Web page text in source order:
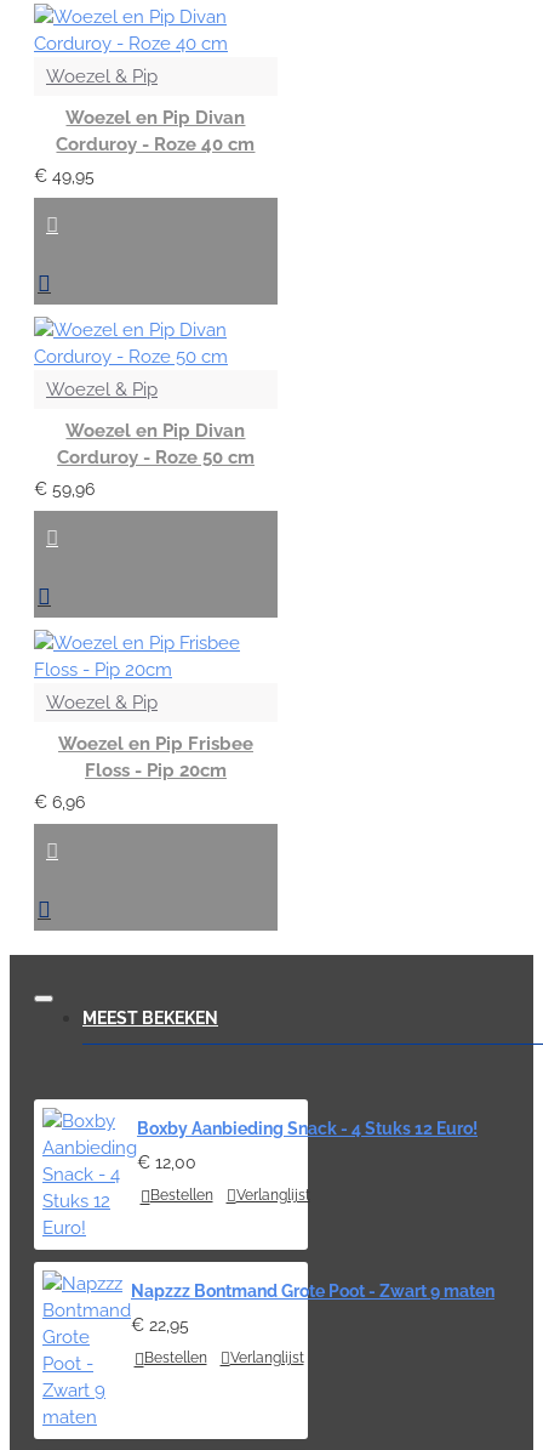
Woezel & Pip
Woezel en Pip Divan
Corduroy - Roze 40 cm
€ 49,95
Woezel & Pip
Woezel en Pip Divan
Corduroy - Roze 50 cm
€ 59,96
Woezel & Pip
Woezel en Pip Frisbee
Floss - Pip 20cm
€ 6,96
MEEST BEKEKEN
Boxby Aanbieding Snack - 4 Stuks 12 Euro!
€ 12,00
Bestellen Verlanglijst
Napzzz Bontmand Grote Poot - Zwart 9 maten
€ 22,95
Bestellen Verlanglijst